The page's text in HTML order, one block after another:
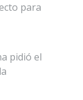
para
pidió el